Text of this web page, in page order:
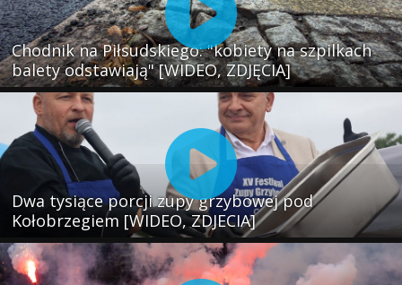
Chodnik na Piłsudskiego: "kobiety na szpilkach
balety odstawiają" [WIDEO, ZDJĘCIA]
Dwa tysiące porcji zupy grzybowej pod
Kołobrzegiem [WIDEO, ZDJECIA]